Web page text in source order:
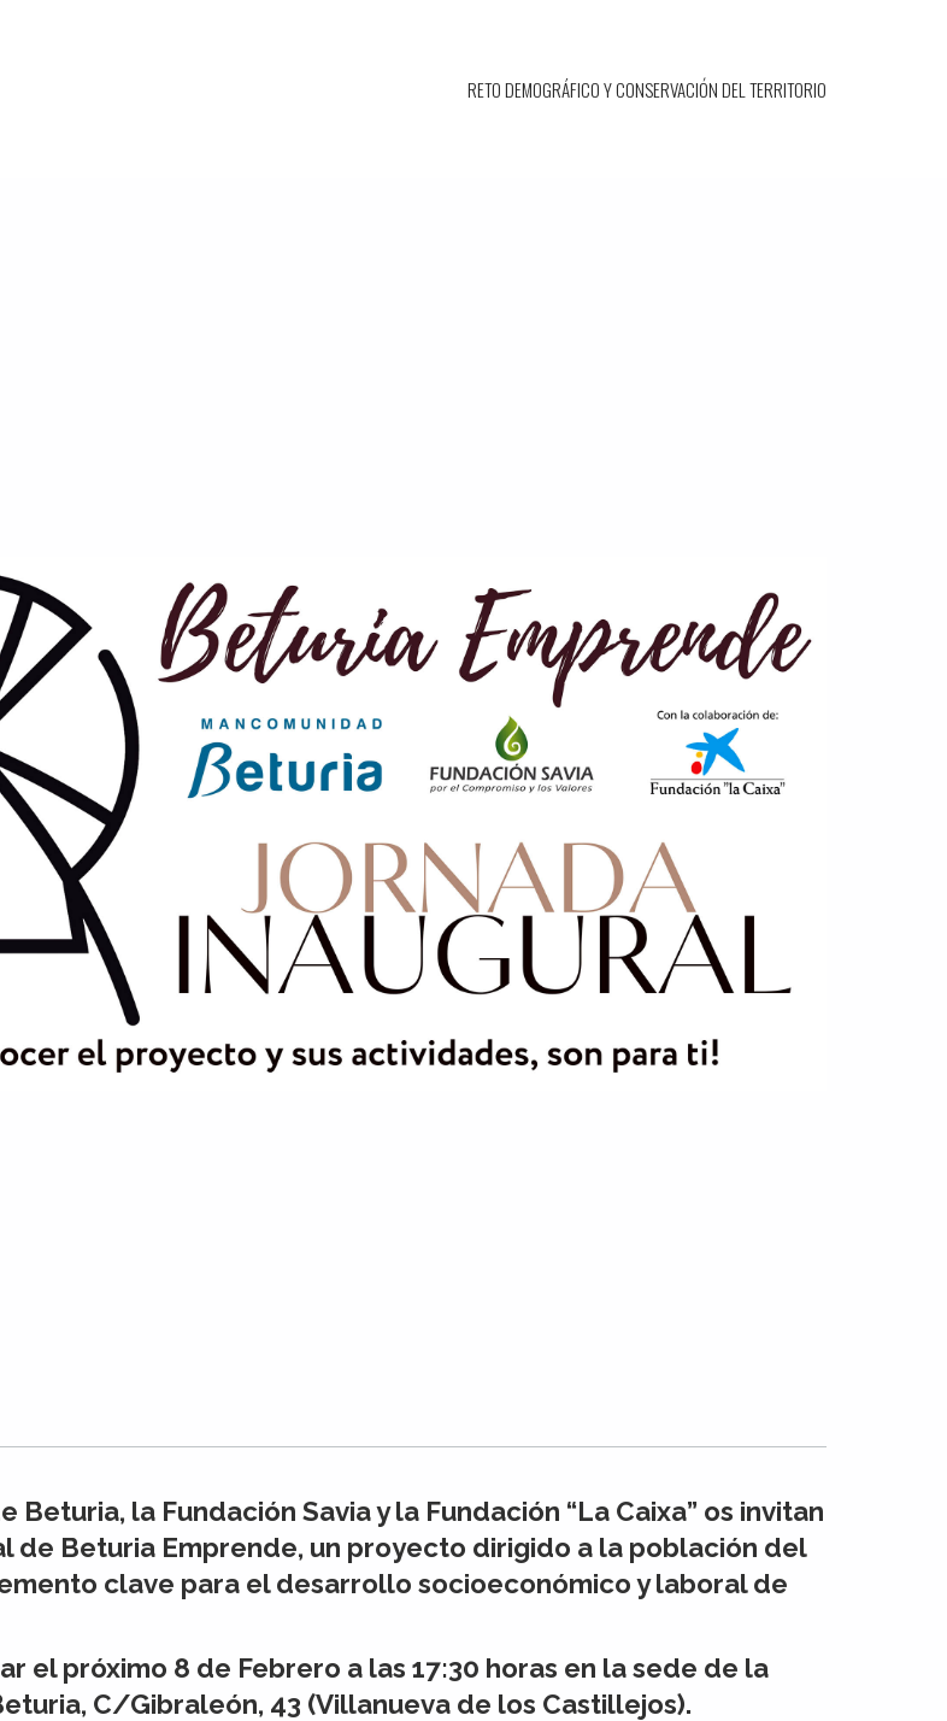
RETO DEMOGRÁFICO Y CONSERVACIÓN DEL TERRITORIO
Beturia, la Fundación Savia y la Fundación “La Caixa” os invitan
de Beturia Emprende, un proyecto dirigido a la población del
clave para el desarrollo socioeconómico y laboral de
el próximo 8 de Febrero a las 17:30 horas en la sede de la
C/Gibraleón, 43 (Villanueva de los Castillejos).